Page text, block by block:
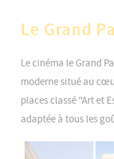
Le Grand
Le cinéma le Grand
moderne situé au
places classé "Art et
adaptée à tous les